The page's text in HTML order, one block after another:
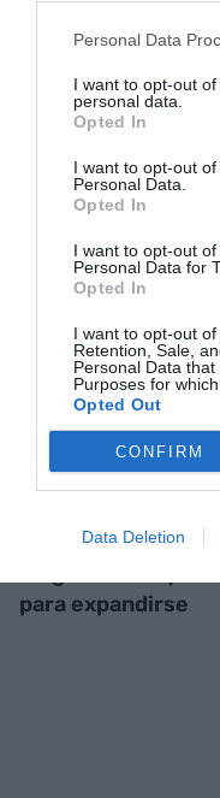
Personal Data
I want to opt-out
personal data.
Opted In
I want to opt-out
Personal Data.
Opted In
I want to opt-out
Personal Data for
Opted In
I want to opt-out of
Retention, Sale,
Personal Data
Purposes for
Opted Out
CONFIRM
Data Deletion
Zeeman vuelve a
para expandirse
en